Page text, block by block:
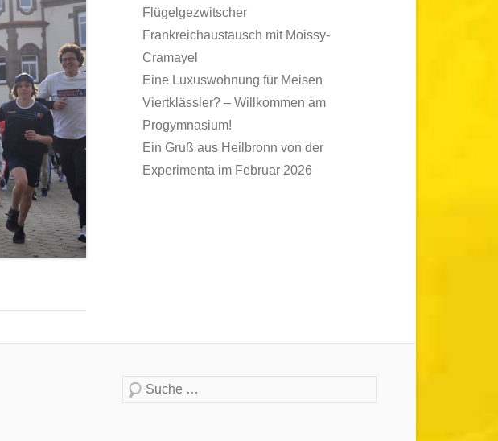
Flügelgezwitscher
Frankreichaustausch mit Moissy-
Cramayel
Eine Luxuswohnung für Meisen
Viertklässler? – Willkommen am
Progymnasium!
Ein Gruß aus Heilbronn von der
Experimenta im Februar 2026
Suche